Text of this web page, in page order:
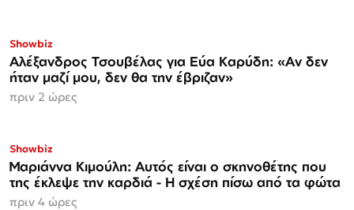
Showbiz
Αλέξανδρος Τσουβέλας για Εύα Καρύδη: «Αν δεν
ήταν μαζί μου, δεν θα την έβριζαν»
πριν 2 ώρες
Showbiz
Μαριάννα Κιμούλη: Αυτός είναι ο σκηνοθέτης που
της έκλεψε την καρδιά - Η σχέση πίσω από τα φώτα
πριν 4 ώρες